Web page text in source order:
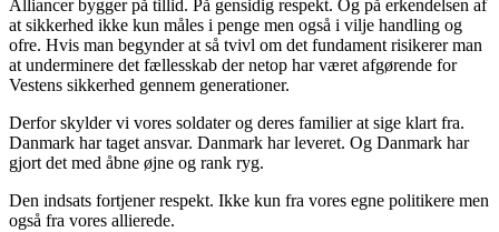
Alliancer bygger på tillid. På gensidig respekt. Og på erkendelsen af
at sikkerhed ikke kun måles i penge men også i vilje handling og
ofre. Hvis man begynder at så tvivl om det fundament risikerer man
at underminere det fællesskab der netop har været afgørende for
Vestens sikkerhed gennem generationer.
Derfor skylder vi vores soldater og deres familier at sige klart fra.
Danmark har taget ansvar. Danmark har leveret. Og Danmark har
gjort det med åbne øjne og rank ryg.
Den indsats fortjener respekt. Ikke kun fra vores egne politikere men
også fra vores allierede.